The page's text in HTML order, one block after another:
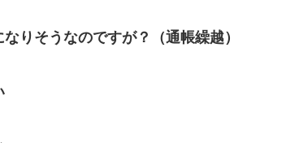
りそうなのですが？（通帳繰越）